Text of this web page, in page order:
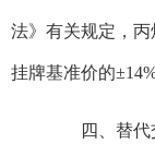
法》有关规定，
挂牌基准价的±14%
四、替代